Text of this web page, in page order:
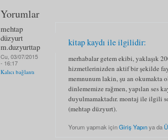
Yorumlar
mehtap
düzyurt
m.duzyurttap
Cu, 03/07/2015
- 16:17
Kalıcı bağlantı
kitap kaydı ile ilgilidir:
merhabalar getem ekibi, yaklaşık
hizmetlerinizden aktif bir şekilde
memnunum lakin, şu an okumakta
dinlememize rağmen, yapılan ses
duyulmamaktadır. montaj ile ilgili
(mehtap düzyurt).
Yorum yapmak içinGiriş Yapınya da